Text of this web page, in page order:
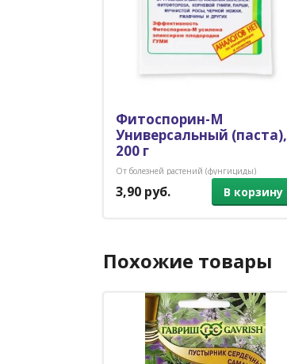
Фитоспорин-М
Универсальный (паста),
200 г
От болезней растений (фунгициды)
3,90 руб. В корзину
Похожие товары